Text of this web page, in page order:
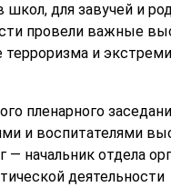
школ, для завучей и
провели важные
терроризма и
пленарного
и воспитателями
— начальник отдела
деятельности